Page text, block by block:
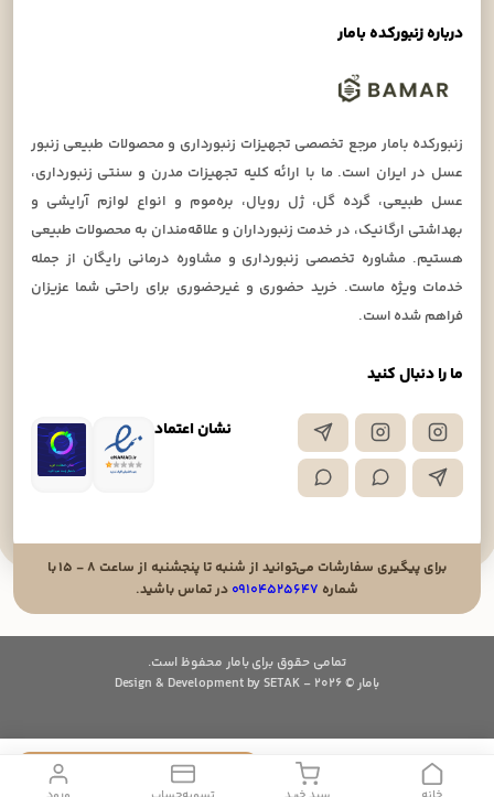
1,450,000 افزودن به سبد خرید
ما را دنبال کنید
نشان اعتماد
درباره زنبورکده بامار
زنبورکده بامار مرجع تخصصی تجهیزات زنبورداری و محصولات طبیعی زنبور
عسل در ایران است. ما با ارائه کلیه تجهیزات مدرن و سنتی زنبورداری،
عسل طبیعی، گرده گل، ژل رویال، بره‌موم و انواع لوازم آرایشی و
بهداشتی ارگانیک، در خدمت زنبورداران و علاقه‌مندان به محصولات طبیعی
هستیم. مشاوره تخصصی زنبورداری و مشاوره درمانی رایگان از جمله
خدمات ویژه ماست. خرید حضوری و غیرحضوری برای راحتی شما عزیزان
فراهم شده است.
برای پیگیری سفارشات می‌توانید از شنبه تا پنجشنبه از ساعت ۸ - ۱۵ با
شماره ۰۹۱۰۴۵۲۵۶۴۷در تماس باشید.
تمامی حقوق برای بامار محفوظ است.
بامار © 2026 - Design & Development by SETAK